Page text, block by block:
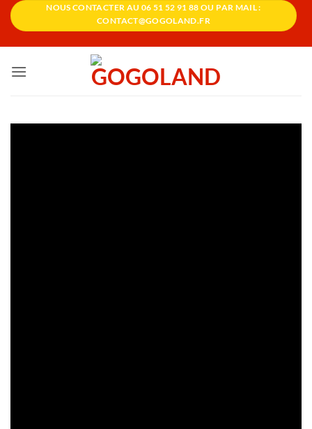
Passer
NOUS CONTACTER AU 06 51 52 91 88 OU PAR MAIL :
CONTACT@GOGOLAND.FR